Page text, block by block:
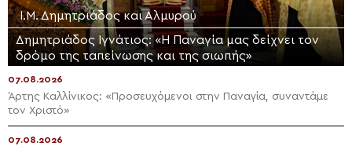
Ι.Μ. Δημητριάδος και Αλμυρού
Δημητριάδος Ιγνάτιος: «Η Παναγία μας δείχνει τον
δρόμο της ταπείνωσης και της σιωπής»
07.08.2026
Άρτης Καλλίνικος: «Προσευχόμενοι στην Παναγία, συναντάμε
τον Χριστό»
07.08.2026